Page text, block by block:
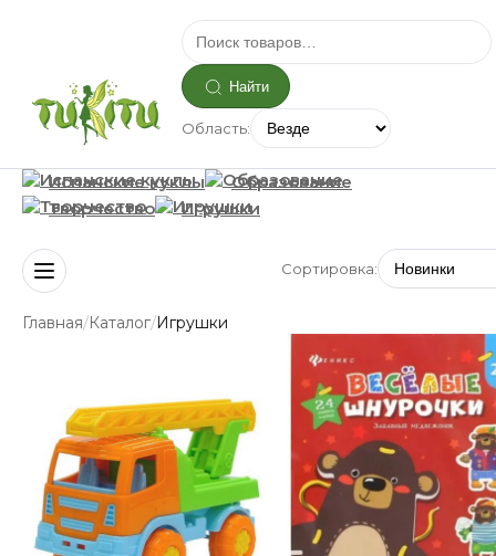
Найти
Область:
Испанские куклы
Образование
Творчество
Игрушки
Сортировка:
Главная/Каталог/Игрушки